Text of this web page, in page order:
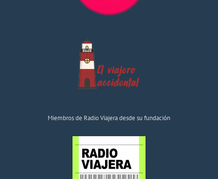
Miembros de Radio Viajera desde su fundación